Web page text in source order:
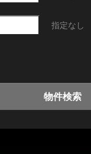
指定なし
物件検索